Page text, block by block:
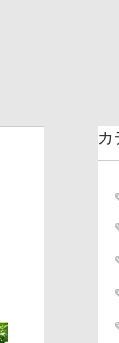
カ